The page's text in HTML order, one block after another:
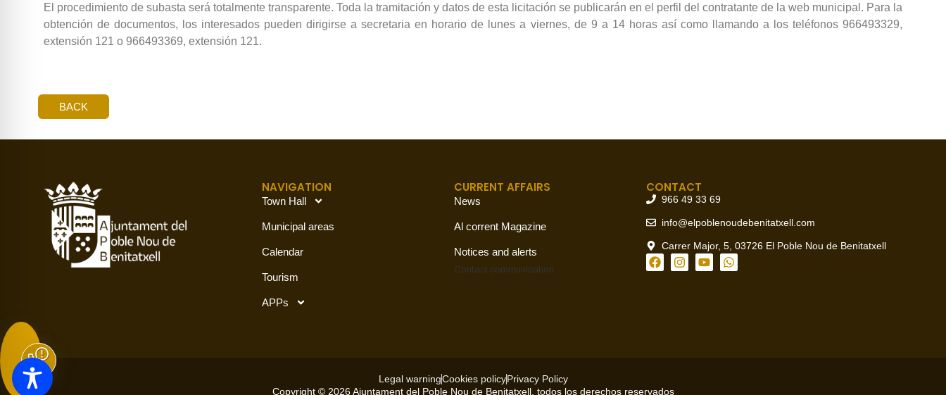
El procedimiento de subasta será totalmente transparente. Toda la tramitación y datos de esta licitación se publicarán en el perfil del contratante de la web municipal. Para la
obtención de documentos, los interesados pueden dirigirse a secretaria en horario de lunes a viernes, de 9 a 14 horas así como llamando a los teléfonos 966493329,
extensión 121 o 966493369, extensión 121.
BACK
NAVIGATION
Town Hall
Municipal areas
Calendar
Tourism
APPs
CURRENT AFFAIRS
News
Al corrent Magazine
Notices and alerts
Contact communication
CONTACT
966 49 33 69
info@elpoblenoudebenitatxell.com
Carrer Major, 5, 03726 El Poble Nou de Benitatxell
Legal warningCookies policyPrivacy Policy
Copyright © 2026 Ajuntament del Poble Nou de Benitatxell, todos los derechos reservados